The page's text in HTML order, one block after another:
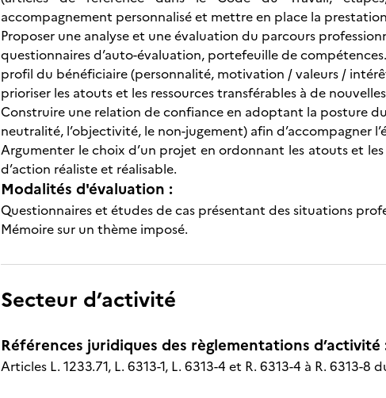
accompagnement personnalisé et mettre en place la
Proposer une analyse et une évaluation du parcours
questionnaires d’auto-évaluation, portefeuille de
profil du bénéficiaire (personnalité, motivation / valeurs /
prioriser les atouts et les ressources transférables à de
Construire une relation de confiance en adoptant la posture
neutralité, l’objectivité, le non-jugement) afin d’accompagner
Argumenter le choix d’un projet en ordonnant les atouts et
d’action réaliste et réalisable.
Modalités d'évaluation :
Questionnaires et études de cas présentant des situations
Mémoire sur un thème imposé.
Secteur d’activité
Références juridiques des règlementations d’activité
Articles L. 1233.71, L. 6313-1, L. 6313-4 et R. 6313-4 à R. 6313-8